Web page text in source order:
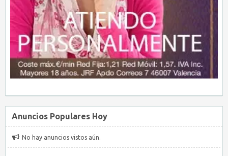
Anuncios Populares Hoy
No hay anuncios vistos aún.